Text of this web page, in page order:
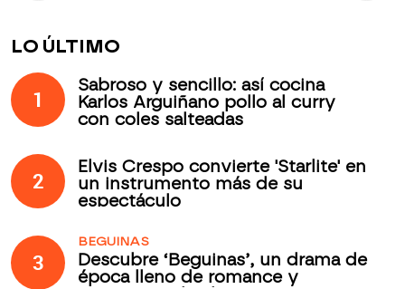
LO ÚLTIMO
1
Sabroso y sencillo: así cocina
Karlos Arguiñano pollo al curry
con coles salteadas
2
Elvis Crespo convierte 'Starlite' en
un instrumento más de su
espectáculo
3
BEGUINAS
Descubre ‘Beguinas’, un drama de
época lleno de romance y